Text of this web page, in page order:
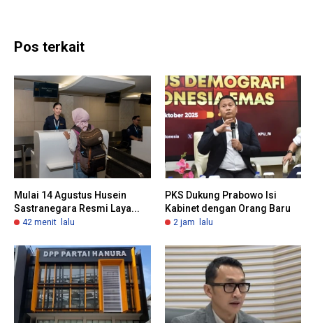
Pos terkait
Mulai 14 Agustus Husein
Sastranegara Resmi Laya...
42 menit lalu
PKS Dukung Prabowo Isi
Kabinet dengan Orang Baru
2 jam lalu